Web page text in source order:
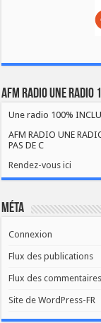
AFM RADIO UNE
Une radio 100%
AFM RADIO UNE
PAS DE C
Rendez-vous ici
Méta
Connexion
Flux des publications
Flux des commentaires
Site de WordPress-FR